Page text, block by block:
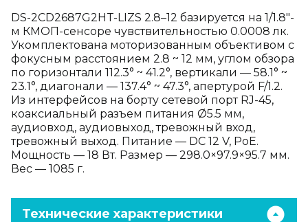
DS-2CD2687G2HT-LIZS 2.8–12 базируется на 1/1.8"-
м КМОП-сенсоре чувствительностью 0.0008 лк.
Укомплектована моторизованным объективом с
фокусным расстоянием 2.8 ~ 12 мм, углом обзора
по горизонтали 112.3° ~ 41.2°, вертикали — 58.1° ~
23.1°, диагонали — 137.4° ~ 47.3°, апертурой F/1.2.
Из интерфейсов на борту сетевой порт RJ-45,
коаксиальный разъем питания Ø5.5 мм,
аудиовход, аудиовыход, тревожный вход,
тревожный выход. Питание — DC 12 V, PoE.
Мощность — 18 Вт. Размер — 298.0×97.9×95.7 мм.
Вес — 1085 г.
Технические характеристики